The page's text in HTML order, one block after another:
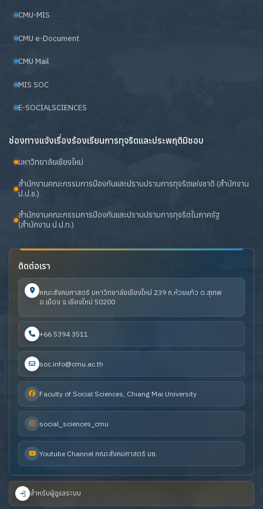
CMU-MIS
CMU e-Document
CMU Mail
MIS SOC
E-SOCIALSCIENCES
ช่องทางแจ้งเรื่องร้องเรียนการทุจริตและประพฤติมิชอบ
มหาวิทยาลัยเชียงใหม่
สำนักงานคณะกรรมการป้องกันและปราบปรามการทุจริตแห่งชาติ (สำนักงาน
ป.ป.ช.)
สำนักงานคณะกรรมการป้องกันและปราบปรามการทุจริตในภาครัฐ
(สำนักงาน ป.ป.ท.)
ติดต่อเรา
คณะสังคมศาสตร์ มหาวิทยาลัยเชียงใหม่ 239 ถ.ห้วยแก้ว ต.สุเทพ
อ.เมือง จ.เชียงใหม่ 50200
+66 5394 3511
soc.info@cmu.ac.th
Faculty of Social Sciences, Chiang Mai University
social_sciences_cmu
Youtube Channel คณะสังคมศาสตร์ มช.
สำหรับผู้ดูแลระบบ